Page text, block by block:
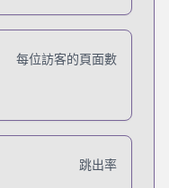
每位訪客的頁面數
跳出率